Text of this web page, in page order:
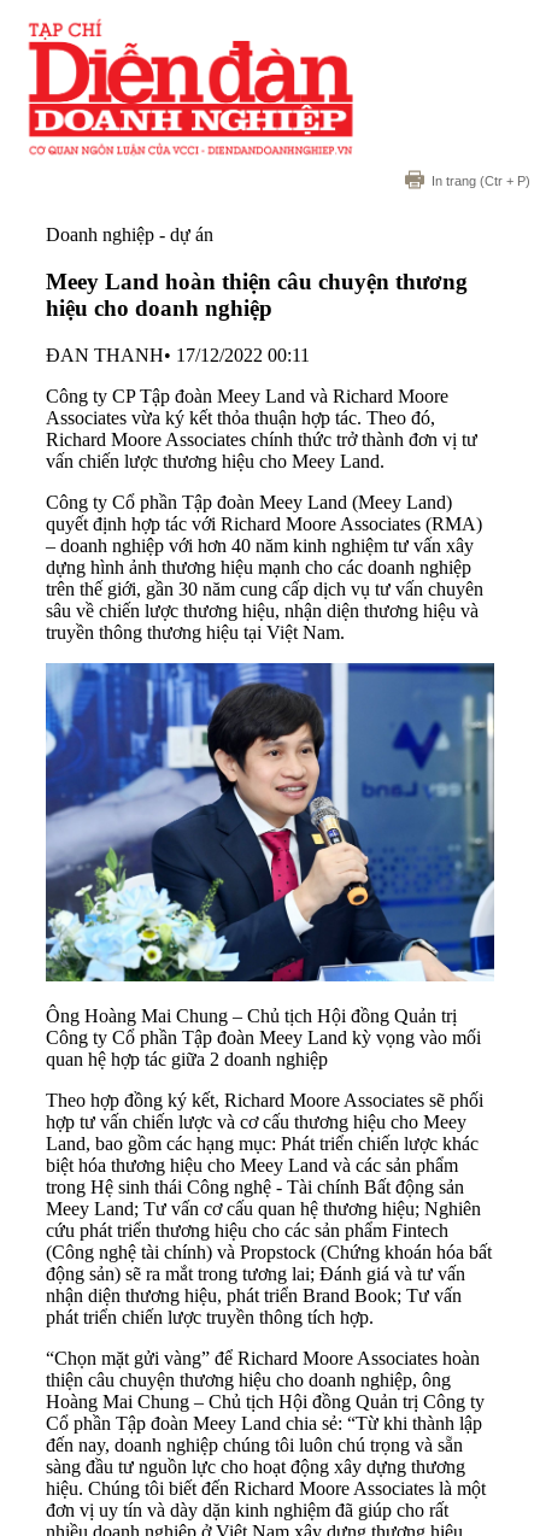
In trang (Ctr + P)
Doanh nghiệp - dự án
Meey Land hoàn thiện câu chuyện thương
hiệu cho doanh nghiệp
ĐAN THANH• 17/12/2022 00:11
Công ty CP Tập đoàn Meey Land và Richard Moore
Associates vừa ký kết thỏa thuận hợp tác. Theo đó,
Richard Moore Associates chính thức trở thành đơn vị tư
vấn chiến lược thương hiệu cho Meey Land.
Công ty Cổ phần Tập đoàn Meey Land (Meey Land)
quyết định hợp tác với Richard Moore Associates (RMA)
– doanh nghiệp với hơn 40 năm kinh nghiệm tư vấn xây
dựng hình ảnh thương hiệu mạnh cho các doanh nghiệp
trên thế giới, gần 30 năm cung cấp dịch vụ tư vấn chuyên
sâu về chiến lược thương hiệu, nhận diện thương hiệu và
truyền thông thương hiệu tại Việt Nam.
Ông Hoàng Mai Chung – Chủ tịch Hội đồng Quản trị
Công ty Cổ phần Tập đoàn Meey Land kỳ vọng vào mối
quan hệ hợp tác giữa 2 doanh nghiệp
Theo hợp đồng ký kết, Richard Moore Associates sẽ phối
hợp tư vấn chiến lược và cơ cấu thương hiệu cho Meey
Land, bao gồm các hạng mục: Phát triển chiến lược khác
biệt hóa thương hiệu cho Meey Land và các sản phẩm
trong Hệ sinh thái Công nghệ - Tài chính Bất động sản
Meey Land; Tư vấn cơ cấu quan hệ thương hiệu; Nghiên
cứu phát triển thương hiệu cho các sản phẩm Fintech
(Công nghệ tài chính) và Propstock (Chứng khoán hóa bất
động sản) sẽ ra mắt trong tương lai; Đánh giá và tư vấn
nhận diện thương hiệu, phát triển Brand Book; Tư vấn
phát triển chiến lược truyền thông tích hợp.
“Chọn mặt gửi vàng” để Richard Moore Associates hoàn
thiện câu chuyện thương hiệu cho doanh nghiệp, ông
Hoàng Mai Chung – Chủ tịch Hội đồng Quản trị Công ty
Cổ phần Tập đoàn Meey Land chia sẻ: “Từ khi thành lập
đến nay, doanh nghiệp chúng tôi luôn chú trọng và sẵn
sàng đầu tư nguồn lực cho hoạt động xây dựng thương
hiệu. Chúng tôi biết đến Richard Moore Associates là một
đơn vị uy tín và dày dặn kinh nghiệm đã giúp cho rất